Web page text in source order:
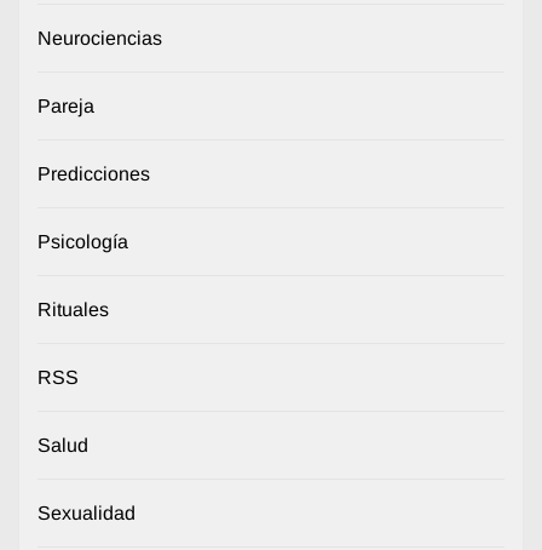
Neurociencias
Pareja
Predicciones
Psicología
Rituales
RSS
Salud
Sexualidad